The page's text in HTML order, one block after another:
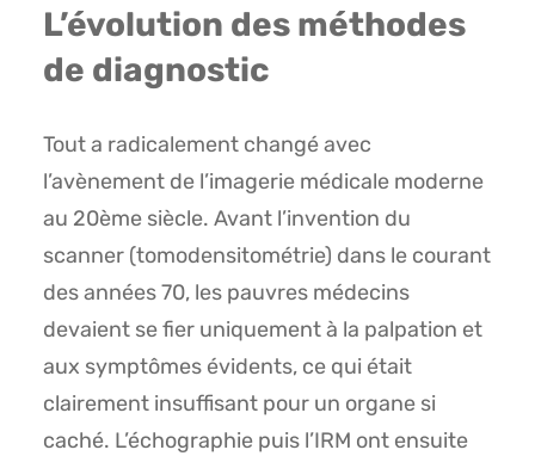
L’évolution des méthodes
de diagnostic
Tout a radicalement changé avec
l’avènement de l’imagerie médicale moderne
au 20ème siècle. Avant l’invention du
scanner (tomodensitométrie) dans le courant
des années 70, les pauvres médecins
devaient se fier uniquement à la palpation et
aux symptômes évidents, ce qui était
clairement insuffisant pour un organe si
caché. L’échographie puis l’IRM ont ensuite